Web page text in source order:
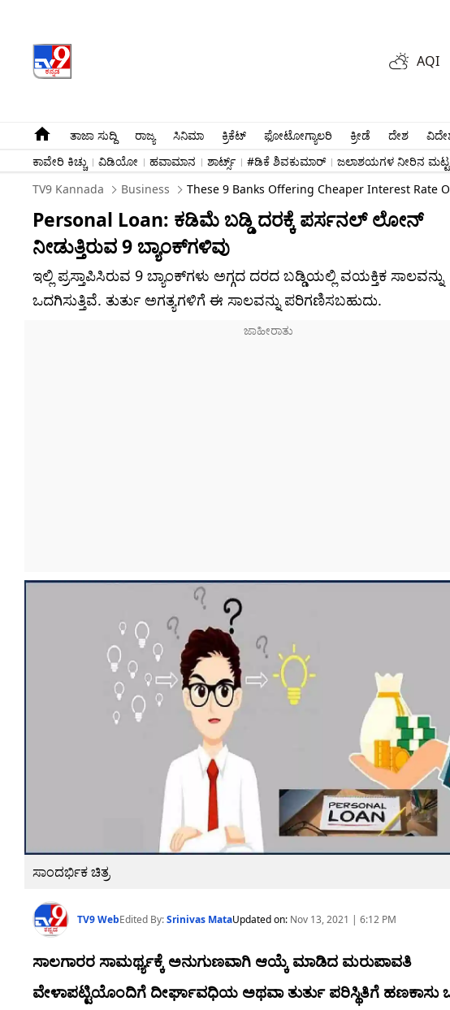
AQI
ತಾಜಾ ಸುದ್ದಿ ರಾಜ್ಯ ಸಿನಿಮಾ ಕ್ರಿಕೆಟ್​ ಫೋಟೋಗ್ಯಾಲರಿ ಕ್ರೀಡೆ ದೇಶ
ಕಾವೇರಿ ಕಿಚ್ಚು
ವಿಡಿಯೋ ಹವಾಮಾನ ಶಾರ್ಟ್ಸ್​ #ಡಿಕೆ ಶಿವಕುಮಾರ್​
ಜಲಾಶಯಗಳ ನೀರಿನ ಮಟ್ಟ
TV9 Kannada
Business These 9 Banks Offering Cheaper Interest Rate
Personal Loan: ಕಡಿಮೆ ಬಡ್ಡಿ ದರಕ್ಕೆ ಪರ್ಸನಲ್ ಲೋನ್
ನೀಡುತ್ತಿರುವ 9 ಬ್ಯಾಂಕ್​ಗಳಿವು
ಇಲ್ಲಿ ಪ್ರಸ್ತಾಪಿಸಿರುವ 9 ಬ್ಯಾಂಕ್​ಗಳು ಅಗ್ಗದ ದರದ ಬಡ್ಡಿಯಲ್ಲಿ ವಯಕ್ತಿಕ ಸಾಲವನ್ನು
ಒದಗಿಸುತ್ತಿವೆ. ತುರ್ತು ಅಗತ್ಯಗಳಿಗೆ ಈ ಸಾಲವನ್ನು ಪರಿಗಣಿಸಬಹುದು.
ಸಾಂದರ್ಭಿಕ ಚಿತ್ರ
TV9 WebEdited By:Srinivas MataUpdated on: Nov 13, 2021 | 6:12 PM
ಸಾಲಗಾರರ ಸಾಮರ್ಥ್ಯಕ್ಕೆ ಅನುಗುಣವಾಗಿ ಆಯ್ಕೆ ಮಾಡಿದ ಮರುಪಾವತಿ
ವೇಳಾಪಟ್ಟಿಯೊಂದಿಗೆ ದೀರ್ಘಾವಧಿಯ ಅಥವಾ ತುರ್ತು ಪರಿಸ್ಥಿತಿಗೆ ಹಣಕಾಸು